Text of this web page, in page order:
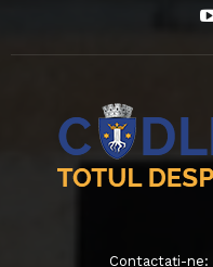
Contactați-ne: